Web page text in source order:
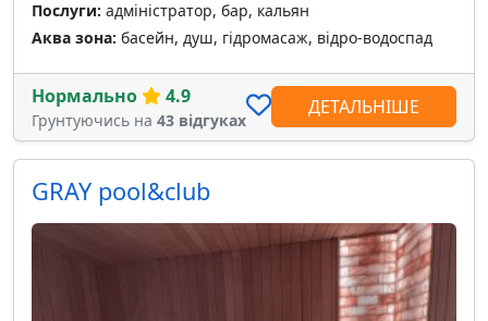
Послуги: адміністратор, бар, кальян
Аква зона: басейн, душ, гідромасаж, відро-водоспад
Нормально 4.9
Грунтуючись на 43 відгуках
ДЕТАЛЬНІШЕ
GRAY pool&club